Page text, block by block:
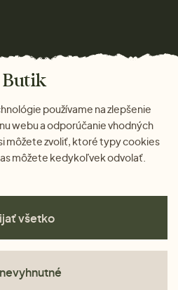
Butik
používame na zlepšenie
webu a odporúčanie vhodných
môžete zvoliť, ktoré typy cookies
môžete kedykoľvek odvolať.
všetko